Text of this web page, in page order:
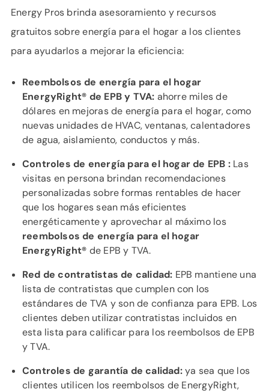
Energy Pros brinda asesoramiento y recursos
gratuitos sobre energía para el hogar a los clientes
para ayudarlos a mejorar la eficiencia:
Reembolsos de energía para el hogar
EnergyRight® de EPB y TVA: ahorre miles de
dólares en mejoras de energía para el hogar, como
nuevas unidades de HVAC, ventanas, calentadores
de agua, aislamiento, conductos y más.
Controles de energía para el hogar de EPB :Las
visitas en persona brindan recomendaciones
personalizadas sobre formas rentables de hacer
que los hogares sean más eficientes
energéticamente y aprovechar al máximo los
reembolsos de energía para el hogar
EnergyRight® de EPB y TVA.
Red de contratistas de calidad: EPB mantiene una
lista de contratistas que cumplen con los
estándares de TVA y son de confianza para EPB. Los
clientes deben utilizar contratistas incluidos en
esta lista para calificar para los reembolsos de EPB
y TVA.
Controles de garantía de calidad:ya sea que los
clientes utilicen los reembolsos de EnergyRight,